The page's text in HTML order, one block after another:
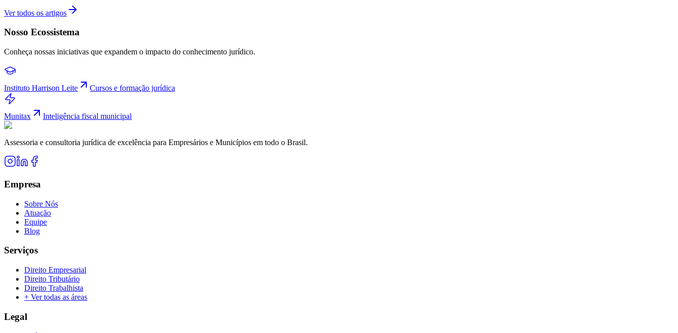
Ver todos os artigos
Nosso Ecossistema
Conheça nossas iniciativas que expandem o impacto do conhecimento jurídico.
Instituto Harrison Leite Cursos e formação jurídica
Munitax Inteligência fiscal municipal
Assessoria e consultoria jurídica de excelência para Empresários e Municípios em todo o Brasil.
Empresa
Sobre Nós
Atuação
Equipe
Blog
Serviços
Direito Empresarial
Direito Tributário
Direito Trabalhista
+ Ver todas as áreas
Legal